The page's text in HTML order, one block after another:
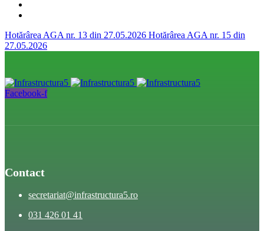
Hotărârea AGA nr. 13 din 27.05.2026 Hotărârea AGA nr. 15 din
27.05.2026
Facebook-f
Contact
secretariat@infrastructura5.ro
031 426 01 41